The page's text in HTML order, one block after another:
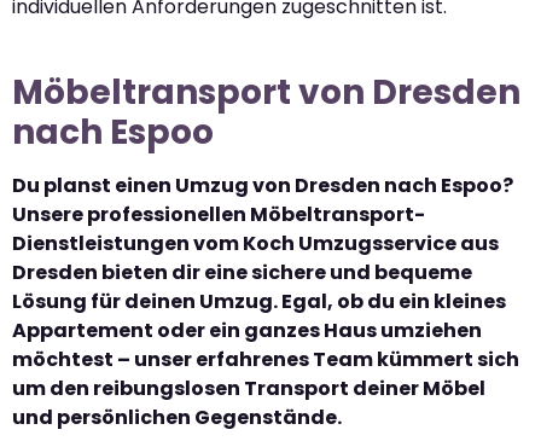
individuellen Anforderungen zugeschnitten ist.
Möbeltransport von Dresden
nach Espoo
Du planst einen Umzug von Dresden nach Espoo?
Unsere professionellen Möbeltransport-
Dienstleistungen vom Koch Umzugsservice aus
Dresden bieten dir eine sichere und bequeme
Lösung für deinen Umzug. Egal, ob du ein kleines
Appartement oder ein ganzes Haus umziehen
möchtest – unser erfahrenes Team kümmert sich
um den reibungslosen Transport deiner Möbel
und persönlichen Gegenstände.